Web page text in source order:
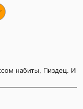
набиты, Пиздец. И